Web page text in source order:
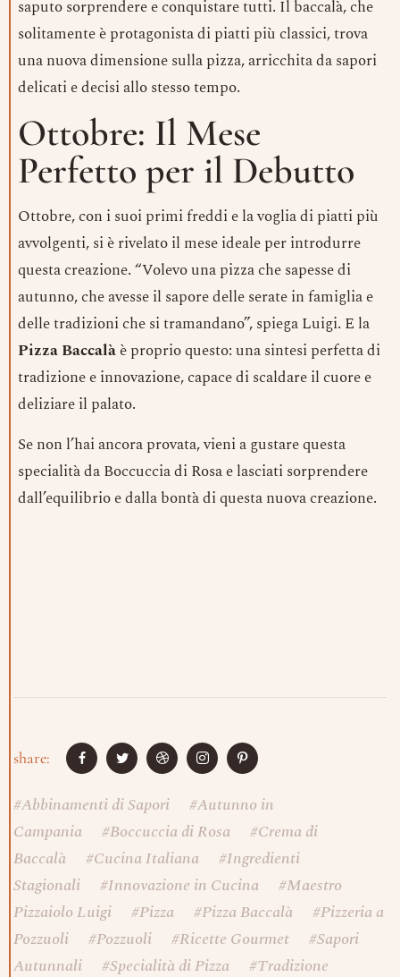
saputo sorprendere e conquistare tutti. Il baccalà, che
solitamente è protagonista di piatti più classici, trova
una nuova dimensione sulla pizza, arricchita da sapori
delicati e decisi allo stesso tempo.
Ottobre: Il Mese
Perfetto per il Debutto
Ottobre, con i suoi primi freddi e la voglia di piatti più
avvolgenti, si è rivelato il mese ideale per introdurre
questa creazione. “Volevo una pizza che sapesse di
autunno, che avesse il sapore delle serate in famiglia e
delle tradizioni che si tramandano”, spiega Luigi. E la
Pizza Baccalàè proprio questo: una sintesi perfetta di
tradizione e innovazione, capace di scaldare il cuore e
deliziare il palato.
Se non l’hai ancora provata, vieni a gustare questa
specialità da Boccuccia di Rosa e lasciati sorprendere
dall’equilibrio e dalla bontà di questa nuova creazione.
share:
#Abbinamenti di Sapori #Autunno in
Campania
#Boccuccia di Rosa #Crema di
Baccalà
#Cucina Italiana #Ingredienti
Stagionali
#Innovazione in Cucina #Maestro
Pizzaiolo Luigi
#Pizza #Pizza Baccalà #Pizzeria a
Pozzuoli
#Pozzuoli #Ricette Gourmet #Sapori
Autunnali
#Specialità di Pizza #Tradizione